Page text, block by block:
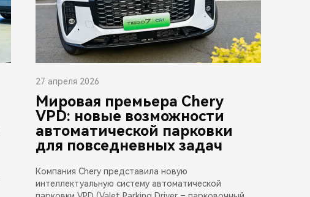
27 апреля 2026
Мировая премьера Chery
VPD: новые возможности
автоматической парковки
для повседневных задач
Компания Chery представила новую
интеллектуальную систему автоматической